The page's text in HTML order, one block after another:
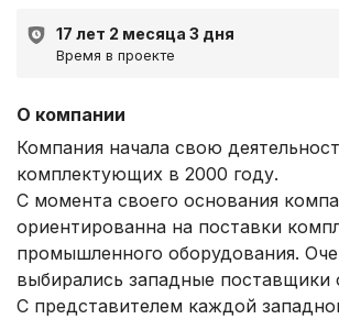
17 лет 2 месяца 3 дня
Время в проекте
О компании
Компания начала свою
комплектующих в 2000 году.
С момента своего основания
ориентированна на поставки
промышленного оборудования.
выбирались западные поставщики
C представителем каждой